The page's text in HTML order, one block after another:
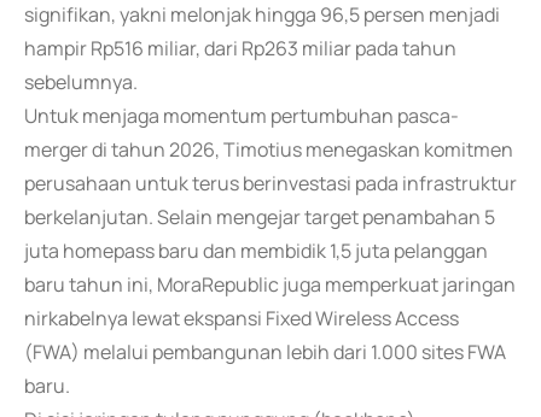
signifikan, yakni melonjak hingga 96,5 persen menjadi
hampir Rp516 miliar, dari Rp263 miliar pada tahun
sebelumnya.
Untuk menjaga momentum pertumbuhan pasca-
merger di tahun 2026, Timotius menegaskan komitmen
perusahaan untuk terus berinvestasi pada infrastruktur
berkelanjutan. Selain mengejar target penambahan 5
juta homepass baru dan membidik 1,5 juta pelanggan
baru tahun ini, MoraRepublic juga memperkuat jaringan
nirkabelnya lewat ekspansi Fixed Wireless Access
(FWA) melalui pembangunan lebih dari 1.000 sites FWA
baru.